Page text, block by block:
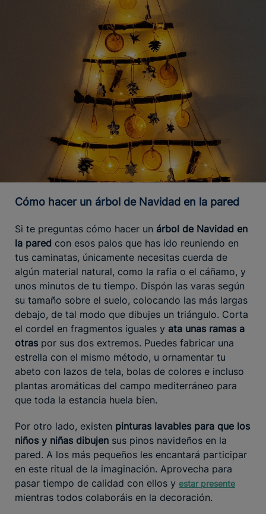
Cómo hacer un árbol de Navidad en la pared
Si te preguntas cómo hacer un árbol de Navidad en
la pared con esos palos que has ido reuniendo en
tus caminatas, únicamente necesitas cuerda de
algún material natural, como la rafia o el cáñamo, y
unos minutos de tu tiempo. Dispón las varas según
su tamaño sobre el suelo, colocando las más largas
debajo, de tal modo que dibujes un triángulo. Corta
el cordel en fragmentos iguales y ata unas ramas a
otras por sus dos extremos. Puedes fabricar una
estrella con el mismo método, u ornamentar tu
abeto con lazos de tela, bolas de colores e incluso
plantas aromáticas del campo mediterráneo para
que toda la estancia huela bien.
Por otro lado, existen pinturas lavables para que los
niños y niñas dibujen sus pinos navideños en la
pared. A los más pequeños les encantará participar
en este ritual de la imaginación. Aprovecha para
pasar tiempo de calidad con ellos y estar presente
mientras todos colaboráis en la decoración.